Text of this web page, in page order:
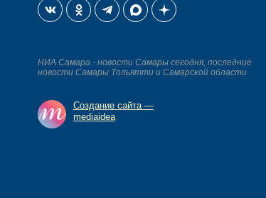
НИА Самара - новости Самары сегодня, последние
новости Самары Тольятти и Самарской области
Создание сайта —
mediaidea